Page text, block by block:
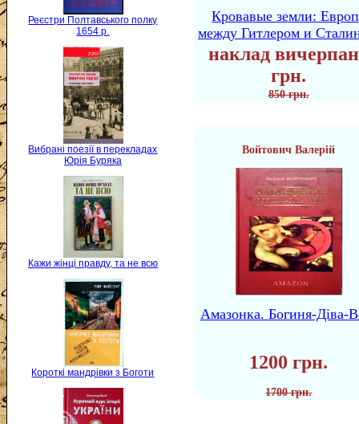
Реєстри Полтавського полку
1654 р.
Вибрані поезії в перекладах
Юрія Буряка
Кажи жінці правду, та не всю
Короткі мандрівки з Боготи
Кровавые земли:
между Гитлером и
наклад
грн.
850 грн.
Войтович Валерій
Амазонка. Богиня-Діва-
1200 грн.
1700 грн.